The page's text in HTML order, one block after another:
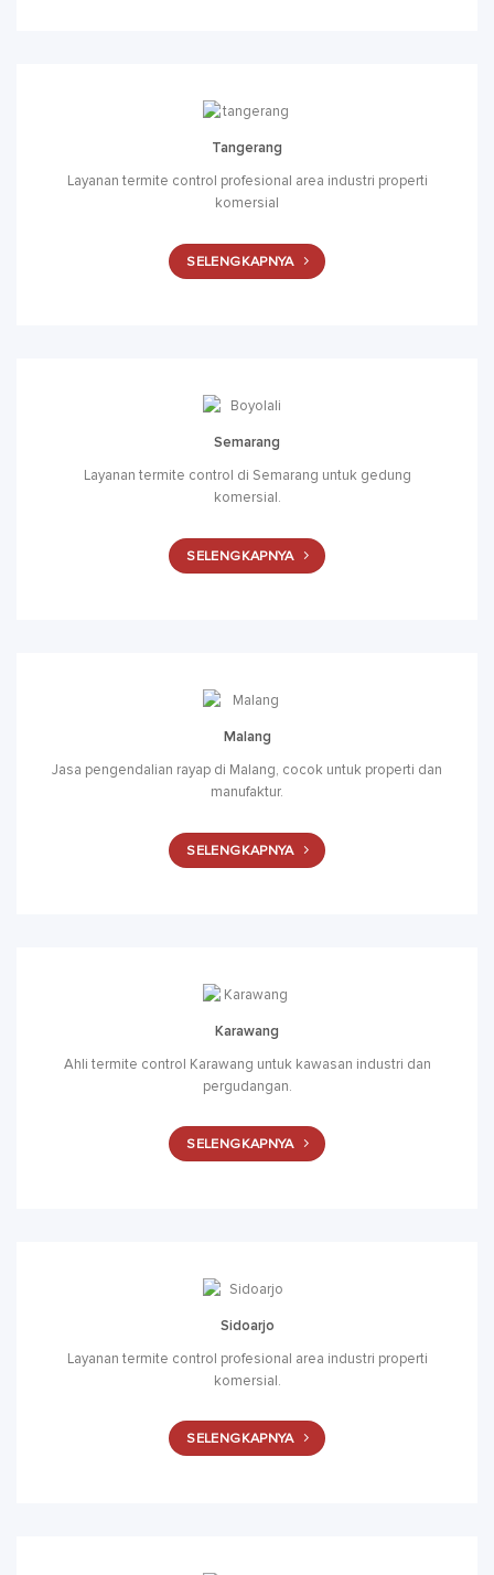
Tangerang
Layanan termite control profesional area industri properti
komersial
SELENGKAPNYA
Semarang
Layanan termite control di Semarang untuk gedung
komersial.
SELENGKAPNYA
Malang
Jasa pengendalian rayap di Malang, cocok untuk properti dan
manufaktur.
SELENGKAPNYA
Karawang
Ahli termite control Karawang untuk kawasan industri dan
pergudangan.
SELENGKAPNYA
Sidoarjo
Layanan termite control profesional area industri properti
komersial.
SELENGKAPNYA